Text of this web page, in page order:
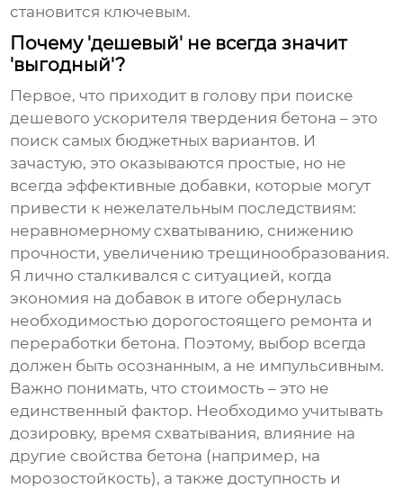
становится ключевым.
Почему 'дешевый' не всегда значит
'выгодный'?
Первое, что приходит в голову при поиске
дешевого ускорителя твердения бетона – это
поиск самых бюджетных вариантов. И
зачастую, это оказываются простые, но не
всегда эффективные добавки, которые могут
привести к нежелательным последствиям:
неравномерному схватыванию, снижению
прочности, увеличению трещинообразования.
Я лично сталкивался с ситуацией, когда
экономия на добавок в итоге обернулась
необходимостью дорогостоящего ремонта и
переработки бетона. Поэтому, выбор всегда
должен быть осознанным, а не импульсивным.
Важно понимать, что стоимость – это не
единственный фактор. Необходимо учитывать
дозировку, время схватывания, влияние на
другие свойства бетона (например, на
морозостойкость), а также доступность и